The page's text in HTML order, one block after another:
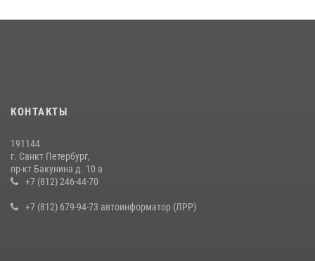
КОНТАКТЫ
191144
г. Санкт Петербург,
пр-кт Бакунина д. 10 а
+7 (812) 246-44-70
+7 (812) 679-94-73 автоинформатор (ЛРР)